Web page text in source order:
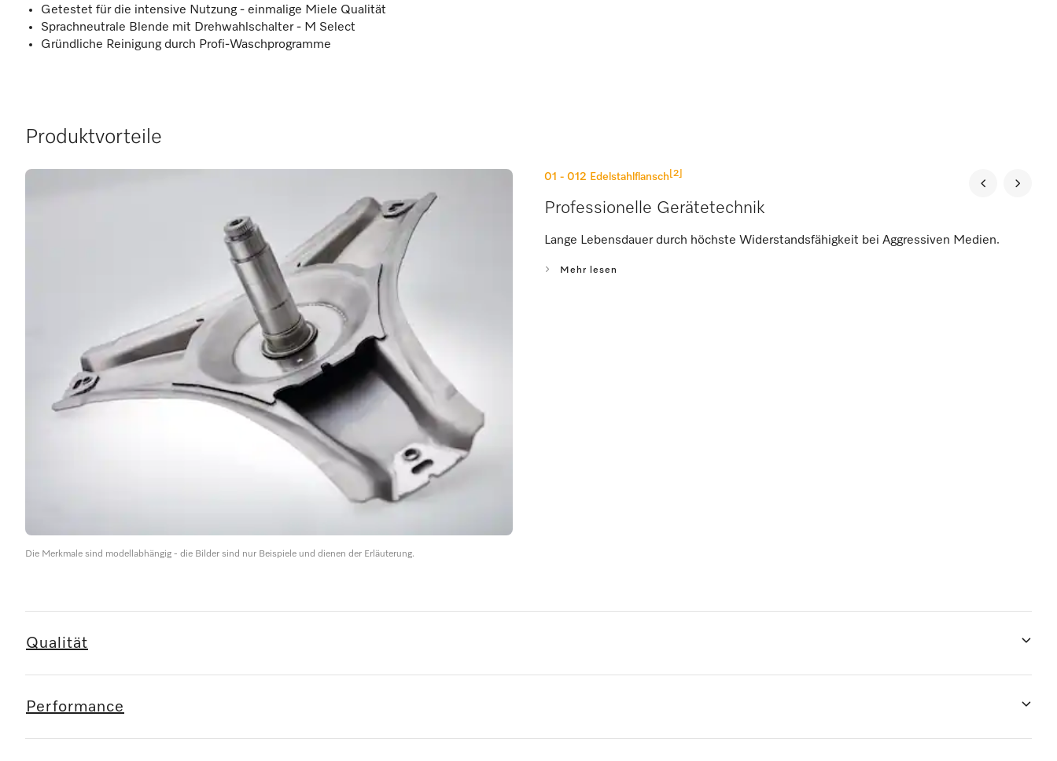
Getestet für die intensive Nutzung - einmalige Miele Qualität
Sprachneutrale Blende mit Drehwahlschalter - M Select
Gründliche Reinigung durch Profi-Waschprogramme
Produktvorteile
01 - 012 Edelstahlflansch [2]
Professionelle Gerätetechnik
Lange Lebensdauer durch höchste Widerstandsfähigkeit bei Aggressiven Medien.
Mehr lesen
Die Merkmale sind modellabhängig - die Bilder sind nur Beispiele und dienen der Erläuterung.
Qualität
Performance